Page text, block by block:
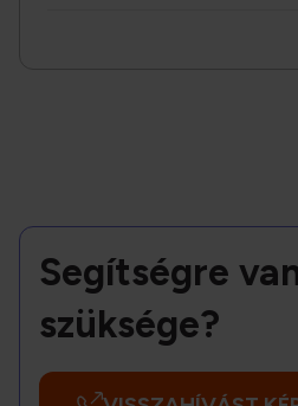
Segítségre
szüksége?